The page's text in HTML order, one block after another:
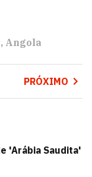
Angola
PRÓXIMO
'Arábia Saudita'